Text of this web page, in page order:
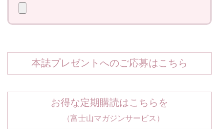
本誌プレゼントへのご応募はこちら
お得な定期購読はこちらを
（富士山マガジンサービス）